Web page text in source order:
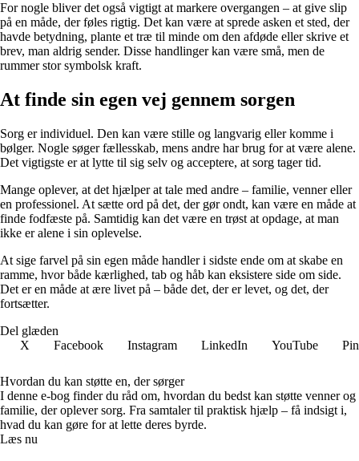
For nogle bliver det også vigtigt at markere overgangen – at give slip
på en måde, der føles rigtig. Det kan være at sprede asken et sted, der
havde betydning, plante et træ til minde om den afdøde eller skrive et
brev, man aldrig sender. Disse handlinger kan være små, men de
rummer stor symbolsk kraft.
At finde sin egen vej gennem sorgen
Sorg er individuel. Den kan være stille og langvarig eller komme i
bølger. Nogle søger fællesskab, mens andre har brug for at være alene.
Det vigtigste er at lytte til sig selv og acceptere, at sorg tager tid.
Mange oplever, at det hjælper at tale med andre – familie, venner eller
en professionel. At sætte ord på det, der gør ondt, kan være en måde at
finde fodfæste på. Samtidig kan det være en trøst at opdage, at man
ikke er alene i sin oplevelse.
At sige farvel på sin egen måde handler i sidste ende om at skabe en
ramme, hvor både kærlighed, tab og håb kan eksistere side om side.
Det er en måde at ære livet på – både det, der er levet, og det, der
fortsætter.
Del glæden
X
Facebook Instagram LinkedIn YouTube
Hvordan du kan støtte en, der sørger
I denne e-bog finder du råd om, hvordan du bedst kan støtte venner og
familie, der oplever sorg. Fra samtaler til praktisk hjælp – få indsigt i,
hvad du kan gøre for at lette deres byrde.
Læs nu